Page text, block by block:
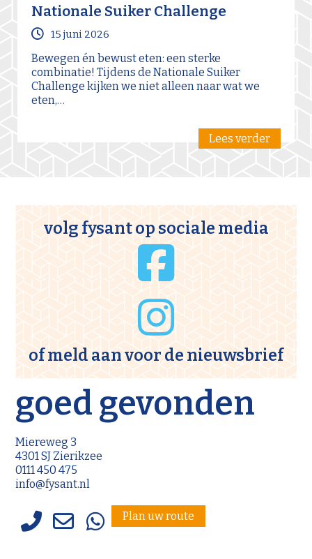
Nationale Suiker Challenge
15 juni 2026
Bewegen én bewust eten: een sterke
combinatie! Tijdens de Nationale Suiker
Challenge kijken we niet alleen naar wat we
eten,…
Lees verder
volg fysant op sociale media
of meld aan voor de nieuwsbrief
goed gevonden
Miereweg 3
4301 SJ Zierikzee
0111 450 475
info@fysant.nl
Plan uw route